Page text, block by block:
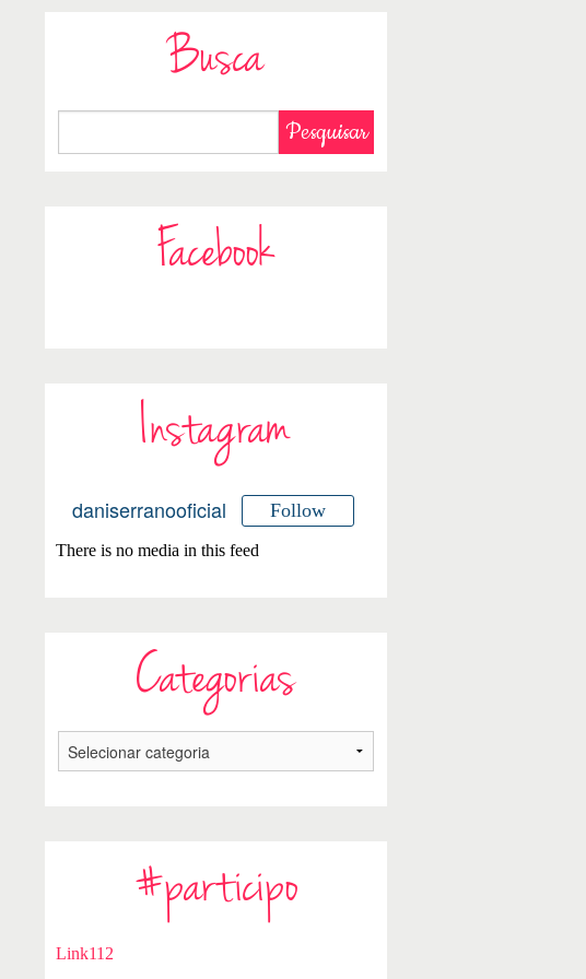
Busca
Facebook
Instagram
daniserranooficial Follow
There is no media in this feed
Categorias
#participo
Link112